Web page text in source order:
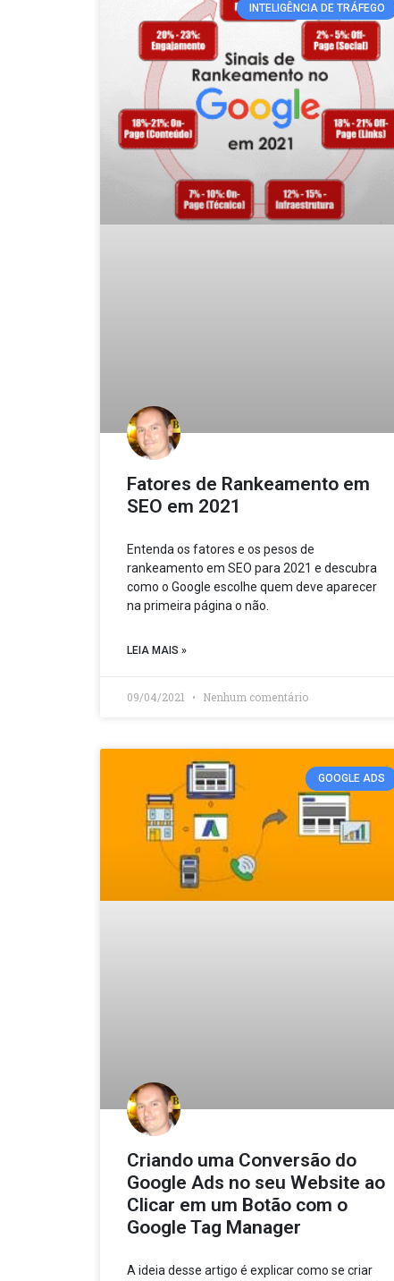
INTELIGÊNCIA DE TRÁFEGO
Fatores de Rankeamento em
SEO em 2021
Entenda os fatores e os pesos de
rankeamento em SEO para 2021 e descubra
como o Google escolhe quem deve aparecer
na primeira página o não.
LEIA MAIS »
09/04/2021 Nenhum comentário
GOOGLE ADS
Criando uma Conversão do
Google Ads no seu Website ao
Clicar em um Botão com o
Google Tag Manager
A ideia desse artigo é explicar como se criar